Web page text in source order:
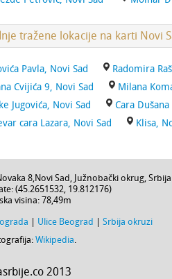
tražene lokacije na karti Novi
Pavla, Novi Sad Radomira
Cvijića 9, Novi Sad
Milana
Jugovića, Novi Sad
Cara
cara Lazara, Novi Sad
Klisa,
8,Novi Sad, Južnobački okrug, Srbija
(45.2651532, 19.812176)
visina: 78,49m
Ulice Beograd
Srbija okruzi
Wikipedia.
2013